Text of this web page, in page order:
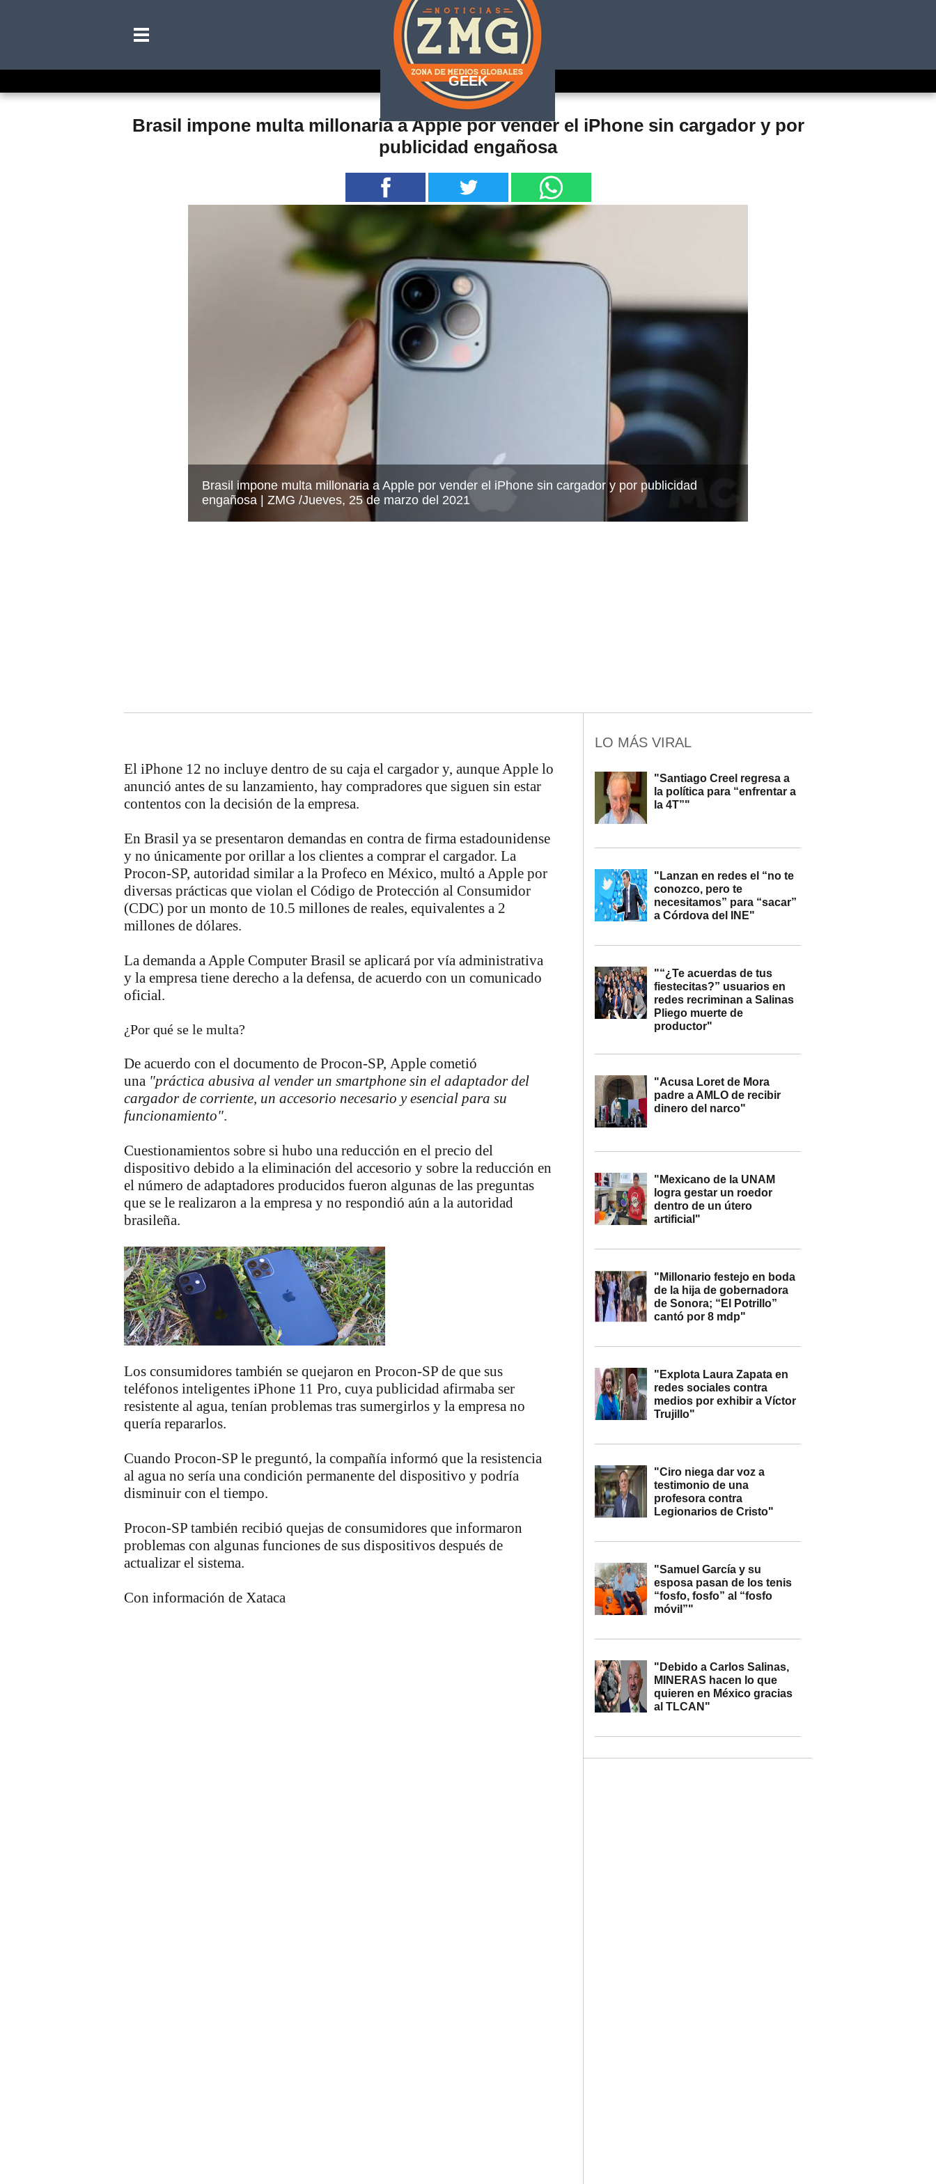
GEEK
Brasil impone multa millonaria a Apple por vender el iPhone sin cargador y por
publicidad engañosa
Brasil impone multa millonaria a Apple por vender el iPhone sin cargador y por publicidad
engañosa
ZMG /Jueves, 25 de marzo del 2021
El iPhone 12 no incluye dentro de su caja el cargador y, aunque Apple lo
anunció antes de su lanzamiento, hay compradores que siguen sin estar
contentos con la decisión de la empresa.
En Brasil ya se presentaron demandas en contra de firma estadounidense
y no únicamente por orillar a los clientes a comprar el cargador. La
Procon-SP, autoridad similar a la Profeco en México, multó a Apple por
diversas prácticas que violan el Código de Protección al Consumidor
(CDC) por un monto de 10.5 millones de reales, equivalentes a 2
millones de dólares.
La demanda a Apple Computer Brasil se aplicará por vía administrativa
y la empresa tiene derecho a la defensa, de acuerdo con un comunicado
oficial.
¿Por qué se le multa?
De acuerdo con el documento de Procon-SP, Apple cometió
una "práctica abusiva al vender un smartphone sin el adaptador del
cargador de corriente, un accesorio necesario y esencial para su
funcionamiento".
Cuestionamientos sobre si hubo una reducción en el precio del
dispositivo debido a la eliminación del accesorio y sobre la reducción en
el número de adaptadores producidos fueron algunas de las preguntas
que se le realizaron a la empresa y no respondió aún a la autoridad
brasileña.
Los consumidores también se quejaron en Procon-SP de que sus
teléfonos inteligentes iPhone 11 Pro, cuya publicidad afirmaba ser
resistente al agua, tenían problemas tras sumergirlos y la empresa no
quería repararlos.
Cuando Procon-SP le preguntó, la compañía informó que la resistencia
al agua no sería una condición permanente del dispositivo y podría
disminuir con el tiempo.
Procon-SP también recibió quejas de consumidores que informaron
problemas con algunas funciones de sus dispositivos después de
actualizar el sistema.
Con información de Xataca
LO MÁS VIRAL
"Santiago Creel regresa a
la política para “enfrentar a
la 4T”"
"Lanzan en redes el “no te
conozco, pero te
necesitamos” para “sacar”
a Córdova del INE"
"“¿Te acuerdas de tus
fiestecitas?” usuarios en
redes recriminan a Salinas
Pliego muerte de
productor"
"Acusa Loret de Mora
padre a AMLO de recibir
dinero del narco"
"Mexicano de la UNAM
logra gestar un roedor
dentro de un útero
artificial"
"Millonario festejo en boda
de la hija de gobernadora
de Sonora; “El Potrillo”
cantó por 8 mdp"
"Explota Laura Zapata en
redes sociales contra
medios por exhibir a Víctor
Trujillo"
"Ciro niega dar voz a
testimonio de una
profesora contra
Legionarios de Cristo"
"Samuel García y su
esposa pasan de los tenis
“fosfo, fosfo” al “fosfo
móvil”"
"Debido a Carlos Salinas,
MINERAS hacen lo que
quieren en México gracias
al TLCAN"